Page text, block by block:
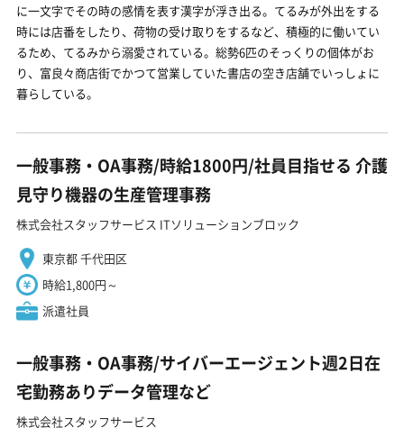
に一文字でその時の感情を表す漢字が浮き出る。てるみが外出をする
時には店番をしたり、荷物の受け取りをするなど、積極的に働いてい
るため、てるみから溺愛されている。総勢6匹のそっくりの個体がお
り、富良々商店街でかつて営業していた書店の空き店舗でいっしょに
暮らしている。
一般事務・OA事務/時給1800円/社員目指せる 介護
見守り機器の生産管理事務
株式会社スタッフサービス ITソリューションブロック
東京都 千代田区
時給1,800円～
派遣社員
一般事務・OA事務/サイバーエージェント週2日在
宅勤務ありデータ管理など
株式会社スタッフサービス